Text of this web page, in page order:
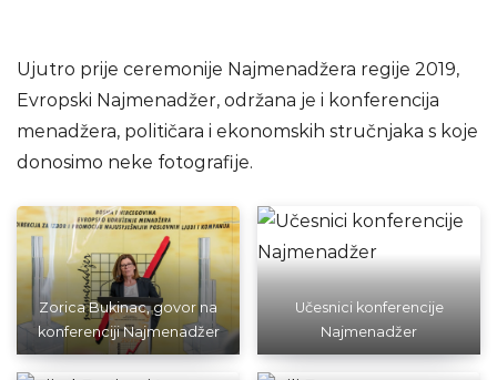
Ujutro prije ceremonije Najmenadžera regije 2019,
Evropski Najmenadžer, održana je i konferencija
menadžera, političara i ekonomskih stručnjaka s koje
donosimo neke fotografije.
Zorica Bukinac, govor na
konferenciji Najmenadžer
Učesnici konferencije
Najmenadžer